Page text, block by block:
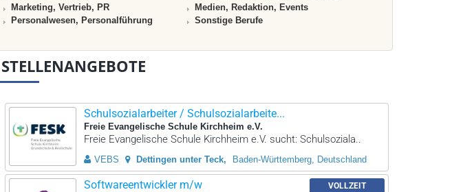
Marketing, Vertrieb, PR
Medien, Redaktion, Events
Personalwesen, Personalführung
Sonstige Berufe
Schulsozialarbeiter / Schulsozialarbeite...
Freie Evangelische Schule Kirchheim e.V.
Freie Evangelische Schule Kirchheim e.V. sucht: Schulsoziala..
VEBS Dettingen unter Teck Baden-Württemberg, Deutschland
Softwareentwickler m/w VOLLZEIT